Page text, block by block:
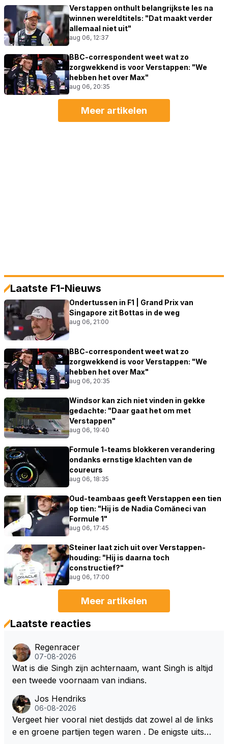
Verstappen onthult belangrijkste les na
winnen wereldtitels: "Dat maakt verder
allemaal niet uit"
aug 06, 12:37
BBC-correspondent weet wat zo
zorgwekkend is voor Verstappen: "We
hebben het over Max"
aug 06, 20:35
Meer artikelen
Laatste F1-Nieuws
Ondertussen in F1 | Grand Prix van
Singapore zit Bottas in de weg
aug 06, 21:00
BBC-correspondent weet wat zo
zorgwekkend is voor Verstappen: "We
hebben het over Max"
aug 06, 20:35
Windsor kan zich niet vinden in gekke
gedachte: "Daar gaat het om met
Verstappen"
aug 06, 19:40
Formule 1-teams blokkeren verandering
ondanks ernstige klachten van de
coureurs
aug 06, 18:35
Oud-teambaas geeft Verstappen een tien
op tien: "Hij is de Nadia Comăneci van
Formule 1"
aug 06, 17:45
Steiner laat zich uit over Verstappen-
houding: "Hij is daarna toch
constructief?"
aug 06, 17:00
Meer artikelen
Laatste reacties
Regenracer
07-08-2026
Wat is die Singh zijn achternaam, want Singh is altijd
een tweede voornaam van indians.
Jos Hendriks
06-08-2026
Vergeet hier vooral niet destijds dat zowel al de links
e en groene partijen tegen waren . De enigste uitspr